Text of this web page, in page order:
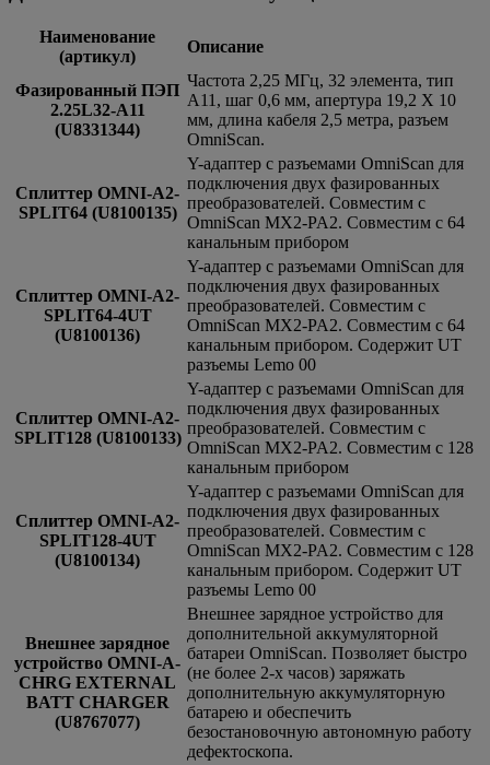
Наименование
(артикул)
Описание
Фазированный ПЭП
2.25L32-A11
(U8331344)
Частота 2,25 МГц, 32 элемента, тип
А11, шаг 0,6 мм, апертура 19,2 Х 10
мм, длина кабеля 2,5 метра, разъем
OmniScan.
Сплиттер OMNI-A2-
SPLIT64 (U8100135)
Y-адаптер с разъемами OmniScan для
подключения двух фазированных
преобразователей. Совместим с
OmniScan MX2-PA2. Совместим с 64
канальным прибором
Сплиттер OMNI-A2-
SPLIT64-4UT
(U8100136)
Y-адаптер с разъемами OmniScan для
подключения двух фазированных
преобразователей. Совместим с
OmniScan MX2-PA2. Совместим с 64
канальным прибором. Содержит UT
разъемы Lemo 00
Сплиттер OMNI-A2-
SPLIT128 (U8100133)
Y-адаптер с разъемами OmniScan для
подключения двух фазированных
преобразователей. Совместим с
OmniScan MX2-PA2. Совместим с 128
канальным прибором
Сплиттер OMNI-A2-
SPLIT128-4UT
(U8100134)
Y-адаптер с разъемами OmniScan для
подключения двух фазированных
преобразователей. Совместим с
OmniScan MX2-PA2. Совместим с 128
канальным прибором. Содержит UT
разъемы Lemo 00
Внешнее зарядное
устройство OMNI-A-
CHRG EXTERNAL
BATT CHARGER
(U8767077)
Внешнее зарядное устройство для
дополнительной аккумуляторной
батареи OmniScan. Позволяет быстро
(не более 2-х часов) заряжать
дополнительную аккумуляторную
батарею и обеспечить
безостановочную автономную работу
дефектоскопа.